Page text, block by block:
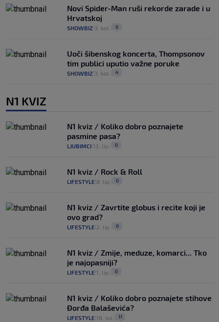
Novi Spider-Man ruši rekorde zarade i u
Hrvatskoj
SHOWBIZ 3. kol. 0
Uoči šibenskog koncerta, Thompsonov
tim publici uputio važne poruke
SHOWBIZ 3. kol. 4
N1 KVIZ
N1 kviz / Koliko dobro poznajete
pasmine pasa?
LJUBIMCI 13. lip. 0
N1 kviz / Rock & Roll
LIFESTYLE 8. lip. 0
N1 kviz / Zavrtite globus i recite koji je
ovo grad?
LIFESTYLE 2. lip. 0
N1 kviz / Zmije, meduze, komarci... Tko
je najopasniji?
LIFESTYLE 1. lip. 0
N1 kviz / Koliko dobro poznajete stihove
Đorđa Balaševića?
LIFESTYLE 18. svi. 11